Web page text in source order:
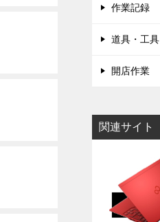
作業記録
道具・工具
開店作業
関連サイト